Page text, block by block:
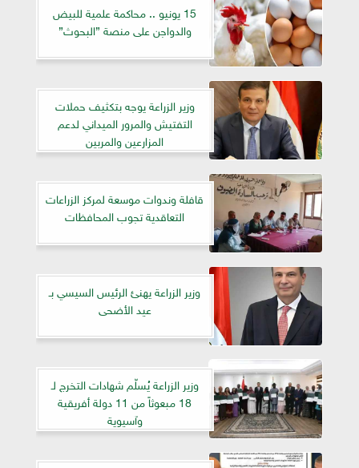
15 يونيو .. محاكمة علمية للبيض
والدواجن على منصة ”البحوث”
وزير الزراعة يوجه بتكثيف حملات
التفتيش والمرور الميداني لدعم
المزارعين والمربين
قافلة وندوات موسعة لمركز الزراعات
التعاقدية تجوب المحافظات
وزير الزراعة يهنئ الرئيس السيسي بـ
عيد الأضحى
وزير الزراعة يُسلّم شهادات التخرج لـ
18 مبعوثاً من 11 دولة أفريقية
وآسيوية